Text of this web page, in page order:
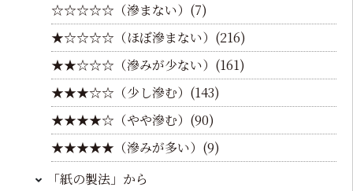
☆☆☆☆☆（滲まない）(7)
★☆☆☆☆（ほぼ滲まない）(216)
★★☆☆☆（滲みが少ない）(161)
★★★☆☆（少し滲む）(143)
★★★★☆（やや滲む）(90)
★★★★★（滲みが多い）(9)
「紙の製法」から